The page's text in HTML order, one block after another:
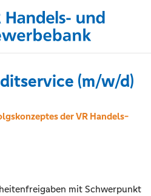
(m/w/d)
der VR Handels-
mit Schwerpunkt